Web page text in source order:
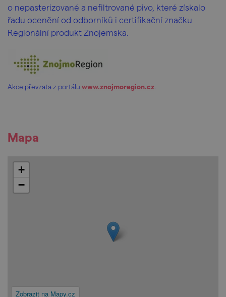
o nepasterizované a nefiltrované pivo, které získalo
řadu ocenění od odborníků i certifikační značku
Regionální produkt Znojemska.
Akce převzata z portálu www.znojmoregion.cz
Mapa
Zobrazit na Mapy.cz
+
−